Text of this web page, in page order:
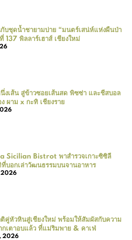
บชุดน้ำชายามบ่าย “มนตร์เสน่ห์แห่งผืนป่า
137 พิลลาร์เฮาส์ เชียงใหม่
งเส้น สู่ข้าวซอยเส้นสด พิซซ่า และชีสบอล
ง ผาม x กะทิ เชียงราย
Sicilian Bistrot พาสำรวจเกาะซิซิลี
บอกเล่าวัฒนธรรมบนจานอาหาร
2026
คู่หัวหินสู่เชียงใหม่ พร้อมให้สัมผัสกับความ
เตาอบแล้ว ที่แม่ริมพาย & คาเฟ่
2026